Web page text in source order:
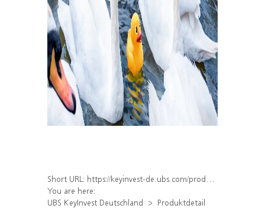
Short URL: https://keyinvest-de.ubs.com/produkt/detail/index/isin/DE000WA5BAV4
You are here:
UBS KeyInvest Deutschland
Produktdetail